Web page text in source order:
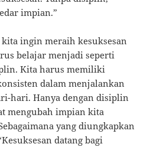
impian.”
ingin meraih kesuksesan
belajar menjadi seperti
Kita harus memiliki
dalam menjalankan
hari. Hanya dengan disiplin
mengubah impian kita
yang diungkapkan
datang bagi